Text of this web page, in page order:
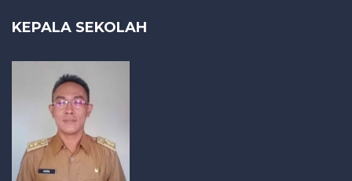
KEPALA SEKOLAH